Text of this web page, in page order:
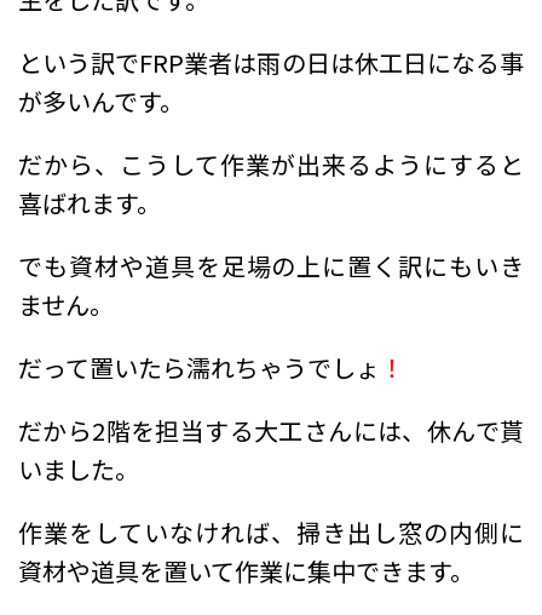
という訳でFRP業者は雨の日は休工日になる事
が多いんです。
だから、こうして作業が出来るようにすると
喜ばれます。
でも資材や道具を足場の上に置く訳にもいき
ません。
だって置いたら濡れちゃうでしょ ！
だから2階を担当する大工さんには、休んで貰
いました。
作業をしていなければ、掃き出し窓の内側に
資材や道具を置いて作業に集中できます。